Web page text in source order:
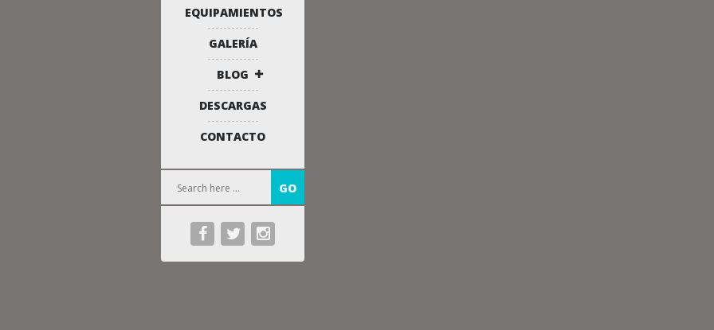
EQUIPAMIENTOS
GALERÍA
BLOG
DESCARGAS
CONTACTO